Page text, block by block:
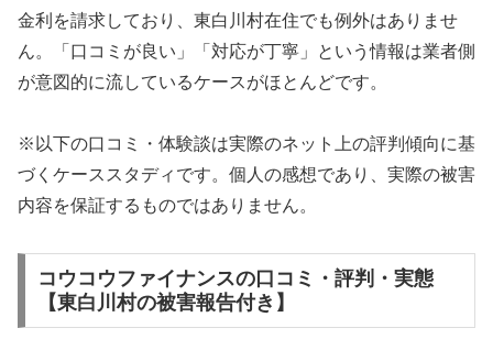
金利を請求しており、東白川村在住でも例外はありませ
ん。「口コミが良い」「対応が丁寧」という情報は業者側
が意図的に流しているケースがほとんどです。
※以下の口コミ・体験談は実際のネット上の評判傾向に基
づくケーススタディです。個人の感想であり、実際の被害
内容を保証するものではありません。
コウコウファイナンスの口コミ・評判・実態
【東白川村の被害報告付き】